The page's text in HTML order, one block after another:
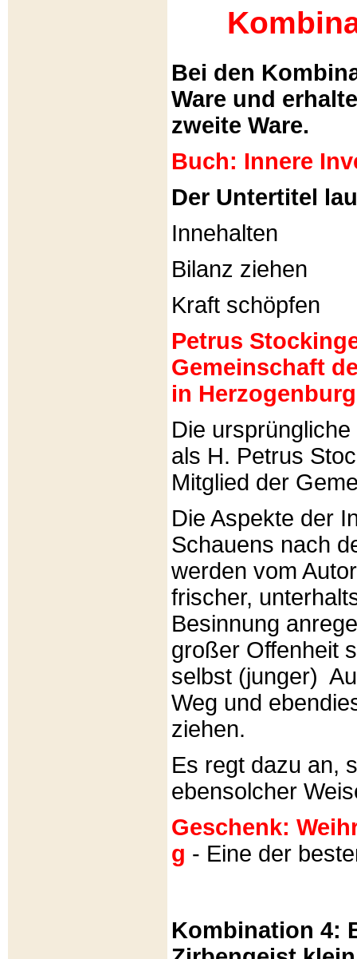
Bei den
Ware und
zweite Ware.
Buch: Innere
Der Untertitel
Innehalten
Bilanz ziehen
Kraft schöpfen
Petrus
Gemeinschaft
in
Die
als H. Petrus
Mitglied der
Die Aspekte der
Schauens nach
werden vom
frischer,
Besinnung
großer Offenheit
selbst (junger)
Weg und
ziehen.
Es regt dazu an,
ebensolcher
Geschenk:
g - Eine der
Kombination 4: